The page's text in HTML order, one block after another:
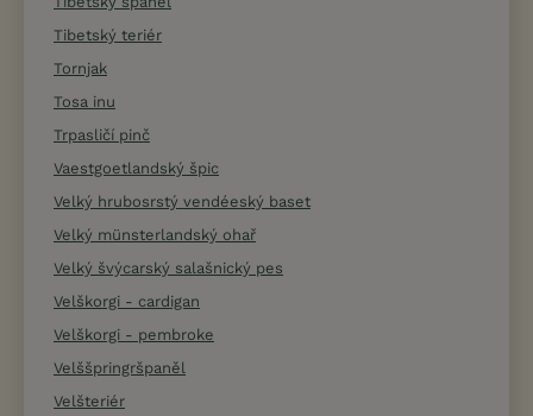
Tibetský teriér
Tornjak
Tosa inu
Trpasličí pinč
Vaestgoetlandský špic
Velký hrubosrstý vendéeský baset
Velký münsterlandský ohař
Velký švýcarský salašnický pes
Velškorgi - cardigan
Velškorgi - pembroke
Velššpringršpaněl
Velšteriér